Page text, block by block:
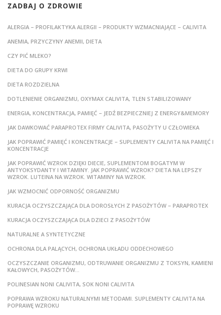
ZADBAJ O ZDROWIE
ALERGIA – PROFILAKTYKA ALERGII – PRODUKTY WZMACNIAJĄCE – CALIVITA
ANEMIA, PRZYCZYNY ANEMII, DIETA
CZY PIĆ MLEKO?
DIETA DO GRUPY KRWI
DIETA ROZDZIELNA
DOTLENIENIE ORGANIZMU, OXYMAX CALIVITA, TLEN STABILIZOWANY
ENERGIA, KONCENTRACJA, PAMIĘĆ – JEDŹ BEZPIECZNIEJ Z ENERGY&MEMORY
JAK DAWKOWAĆ PARAPROTEX FIRMY CALIVITA, PASOŻYTY U CZŁOWIEKA
JAK POPRAWIĆ PAMIĘĆ I KONCENTRACJE – SUPLEMENTY CALIVITA NA PAMIĘĆ I
KONCENTRACJE
JAK POPRAWIĆ WZROK DZIĘKI DIECIE, SUPLEMENTOM BOGATYM W
ANTYOKSYDANTY I WITAMINY. JAK POPRAWIĆ WZROK? DIETA NA LEPSZY
WZROK. LUTEINA NA WZROK. WITAMINY NA WZROK.
JAK WZMOCNIĆ ODPORNOŚĆ ORGANIZMU
KURACJA OCZYSZCZAJĄCA DLA DOROSŁYCH Z PASOŻYTÓW – PARAPROTEX
KURACJA OCZYSZCZAJĄCA DLA DZIECI Z PASOŻYTÓW
NATURALNE A SYNTETYCZNE
OCHRONA DLA PALĄCYCH, OCHRONA UKŁADU ODDECHOWEGO
OCZYSZCZANIE ORGANIZMU, ODTRUWANIE ORGANIZMU Z TOKSYN, KAMIENI
KAŁOWYCH, PASOŻYTÓW…
POLINESIAN NONI CALIVITA, SOK NONI CALIVITA
POPRAWA WZROKU NATURALNYMI METODAMI. SUPLEMENTY CALIVITA NA
POPRAWĘ WZROKU